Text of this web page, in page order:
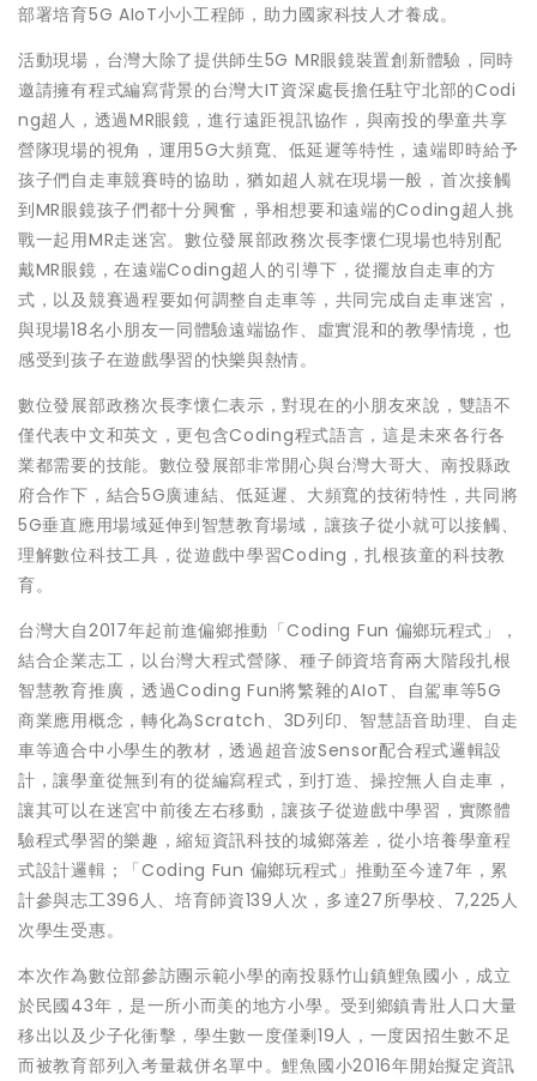
部署培育5G AIoT小小工程師，助力國家科技人才養成。
活動現場，台灣大除了提供師生5G MR眼鏡裝置創新體驗，同時
邀請擁有程式編寫背景的台灣大IT資深處長擔任駐守北部的Codi
ng超人，透過MR眼鏡，進行遠距視訊協作，與南投的學童共享
營隊現場的視角，運用5G大頻寬、低延遲等特性，遠端即時給予
孩子們自走車競賽時的協助，猶如超人就在現場一般，首次接觸
到MR眼鏡孩子們都十分興奮，爭相想要和遠端的Coding超人挑
戰一起用MR走迷宮。數位發展部政務次長李懷仁現場也特別配
戴MR眼鏡，在遠端Coding超人的引導下，從擺放自走車的方
式，以及競賽過程要如何調整自走車等，共同完成自走車迷宮，
與現場18名小朋友一同體驗遠端協作、虛實混和的教學情境，也
感受到孩子在遊戲學習的快樂與熱情。
數位發展部政務次長李懷仁表示，對現在的小朋友來說，雙語不
僅代表中文和英文，更包含Coding程式語言，這是未來各行各
業都需要的技能。數位發展部非常開心與台灣大哥大、南投縣政
府合作下，結合5G廣連結、低延遲、大頻寬的技術特性，共同將
5G垂直應用場域延伸到智慧教育場域，讓孩子從小就可以接觸、
理解數位科技工具，從遊戲中學習Coding，扎根孩童的科技教
育。
台灣大自2017年起前進偏鄉推動「Coding Fun 偏鄉玩程式」，
結合企業志工，以台灣大程式營隊、種子師資培育兩大階段扎根
智慧教育推廣，透過Coding Fun將繁雜的AIoT、自駕車等5G
商業應用概念，轉化為Scratch、3D列印、智慧語音助理、自走
車等適合中小學生的教材，透過超音波Sensor配合程式邏輯設
計，讓學童從無到有的從編寫程式，到打造、操控無人自走車，
讓其可以在迷宮中前後左右移動，讓孩子從遊戲中學習，實際體
驗程式學習的樂趣，縮短資訊科技的城鄉落差，從小培養學童程
式設計邏輯；「Coding Fun 偏鄉玩程式」推動至今達7年，累
計參與志工396人、培育師資139人次，多達27所學校、7,225人
次學生受惠。
本次作為數位部參訪團示範小學的南投縣竹山鎮鯉魚國小，成立
於民國43年，是一所小而美的地方小學。受到鄉鎮青壯人口大量
移出以及少子化衝擊，學生數一度僅剩19人，一度因招生數不足
而被教育部列入考量裁併名單中。鯉魚國小2016年開始擬定資訊